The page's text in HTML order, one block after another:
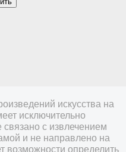
искусства на
исключительно
с извлечением
и не направлено на
возможности определить